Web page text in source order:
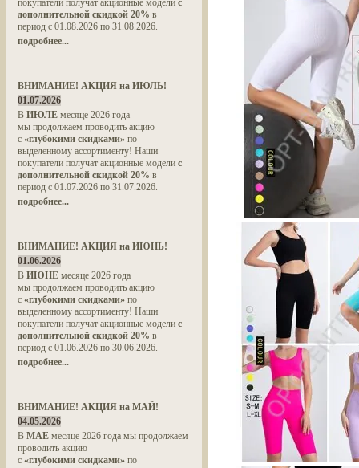
покупатели получат акционные модели с
дополнительной скидкой 20% в
период с 01.08.2026 по 31.08.2026.
подробнее...
ВНИМАНИЕ! АКЦИЯ на ИЮЛЬ!
01.07.2026
В ИЮЛЕ месяце 2026 года
мы продолжаем проводить акцию
с «глубокими скидками» по
выделенному ассортименту! Наши
покупатели получат акционные модели с
дополнительной скидкой 20% в
период с 01.07.2026 по 31.07.2026.
подробнее...
ВНИМАНИЕ! АКЦИЯ на ИЮНЬ!
01.06.2026
В ИЮНЕ месяце 2026 года
мы продолжаем проводить акцию
с «глубокими скидками» по
выделенному ассортименту! Наши
покупатели получат акционные модели с
дополнительной скидкой 20% в
период с 01.06.2026 по 30.06.2026.
подробнее...
ВНИМАНИЕ! АКЦИЯ на МАЙ!
04.05.2026
В МАЕ месяце 2026 года мы продолжаем
проводить акцию
с «глубокими скидками» по